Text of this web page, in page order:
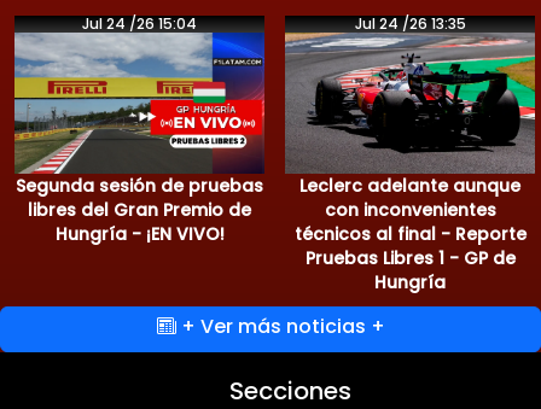
Jul 24 /26 15:04
Segunda sesión de pruebas
libres del Gran Premio de
Hungría - ¡EN VIVO!
Jul 24 /26 13:35
Leclerc adelante aunque
con inconvenientes
técnicos al final - Reporte
Pruebas Libres 1 - GP de
Hungría
+ Ver más noticias +
Secciones